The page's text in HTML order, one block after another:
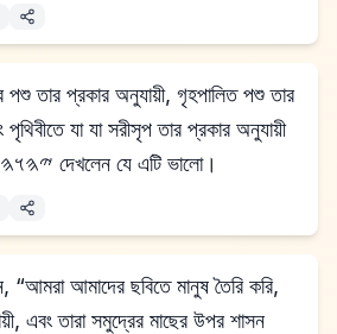
যা যা সরীসৃপ তার প্রকার অনুযায়ী
তৈরি করলেন। এবং 𐤉𐤄𐤅𐤄 দেখলেন যে এটি ভালো।
এবং তারা সমুদ্রের মাছের উপর শাসন